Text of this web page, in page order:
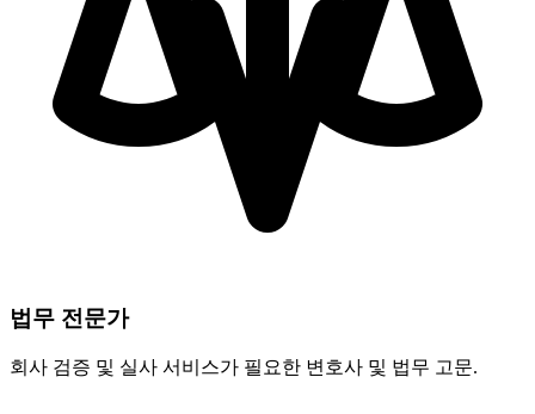
법무 전문가
회사 검증 및 실사 서비스가 필요한 변호사 및 법무 고문.